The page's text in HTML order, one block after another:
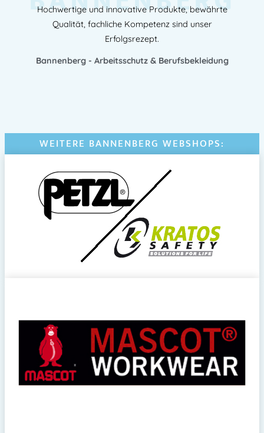
Hochwertige und innovative Produkte, bewährte
Qualität, fachliche Kompetenz sind unser
Erfolgsrezept.
Bannenberg - Arbeitsschutz & Berufsbekleidung
WEITERE BANNENBERG WEBSHOPS: